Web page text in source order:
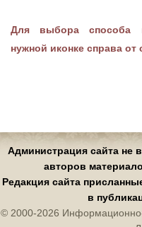
Для выбора способа
нужной иконке справа от
Администрация сайта не
авторов
Редакция сайта
в
© 2000-2026